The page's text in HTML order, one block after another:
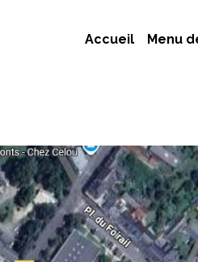
Accueil Menu